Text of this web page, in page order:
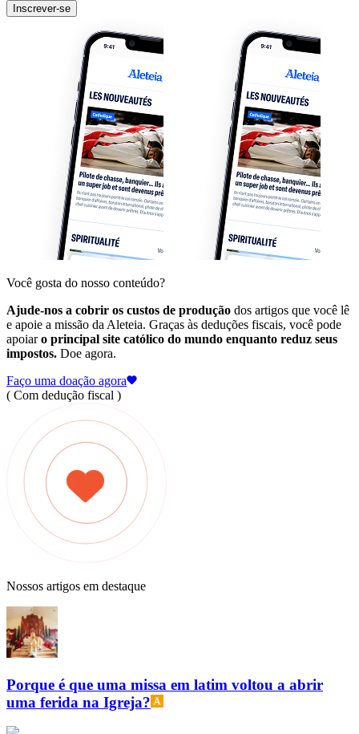
Inscrever-se
Você gosta do nosso conteúdo?
Ajude-nos a cobrir os custos de produção dos artigos que você lê
e apoie a missão da Aleteia. Graças às deduções fiscais, você pode
apoiaro principal site católico do mundo enquanto reduz seus
impostos. Doe agora.
Faço uma doação agora
( Com dedução fiscal )
Nossos artigos em destaque
Porque é que uma missa em latim voltou a abrir
uma ferida na Igreja?